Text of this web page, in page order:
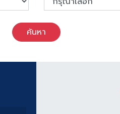
ค้นหา